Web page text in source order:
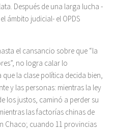
Después de una larga lucha -
ámbito judicial- el OPDS
el cansancio sobre que “la
no logra calar lo
la clase política decida bien,
y las personas: mientras la ley
los justos, caminó a perder su
las factorías chinas de
Chaco; cuando 11 provincias